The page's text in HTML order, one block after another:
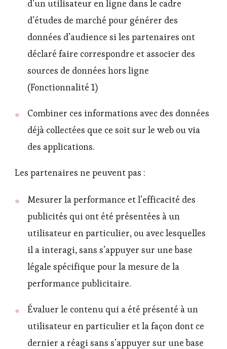
d’un utilisateur en ligne dans le cadre
d’études de marché pour générer des
données d’audience si les partenaires ont
déclaré faire correspondre et associer des
sources de données hors ligne
(Fonctionnalité 1)
Combiner ces informations avec des données
déjà collectées que ce soit sur le web ou via
des applications.
Les partenaires ne peuvent pas :
Mesurer la performance et l’efficacité des
publicités qui ont été présentées à un
utilisateur en particulier, ou avec lesquelles
il a interagi, sans s’appuyer sur une base
légale spécifique pour la mesure de la
performance publicitaire.
Évaluer le contenu qui a été présenté à un
utilisateur en particulier et la façon dont ce
dernier a réagi sans s’appuyer sur une base